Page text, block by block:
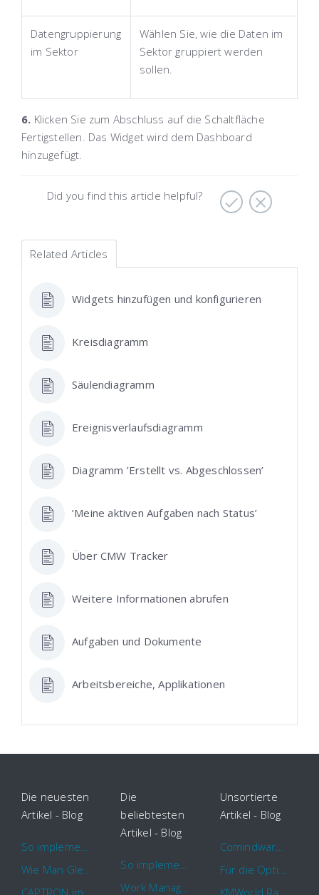
Datengruppierung
im Sektor
Wählen Sie, wie die Daten im
Sektor gruppiert werden
sollen.
6. Klicken Sie zum Abschluss auf die Schaltfläche
Fertigstellen. Das Widget wird dem Dashboard
hinzugefügt.
Did you find this article helpful?
Related Articles
Widgets hinzufügen und konfigurieren
Kreisdiagramm
Säulendiagramm
Ereignisverlaufsdiagramm
Diagramm ’Erstellt vs. Abgeschlossen’
’Meine aktiven Aufgaben nach Status’
Über CMW Tracker
Weitere Informationen abrufen
Aufgaben und Dokumente
Arbeitsbereiche, Applikationen
Die neuesten
Artikel - Blog
So implementieren Sie BPMS erfolgreich in Ihrem Unternehmen
Wie Man Gleichzeitig Mehrere Projekte Leitet – 5 Dinge Die Sie Wissen Sollten
Die
beliebtesten
Artikel - Blog
So implementieren Sie BPMS erfolgreich in Ihrem Unternehmen
Work Management Tools und Online Collaboration
Unsortierte
Artikel - Blog
Comindware Project erweitert Funktionalitäten für Projektteams
Für die Optimierung von Arbeitsabläufen sind Cloud Automation Tools die erste Wahl